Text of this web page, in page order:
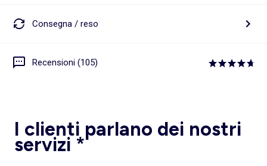
Consegna / reso
Recensioni (105)
I clienti parlano dei nostri
servizi *